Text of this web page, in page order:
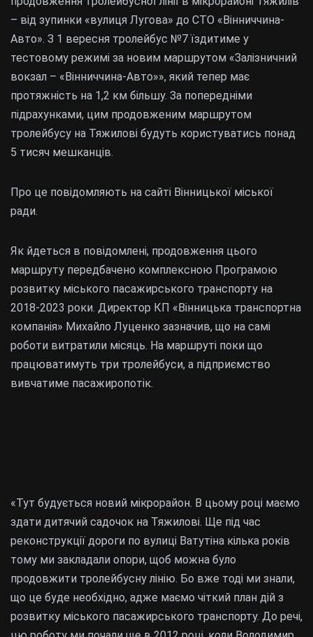
– від зупинки «вулиця Лугова» до СТО «Вінниччина-
Авто». З 1 вересня тролейбус №7 їздитиме у
тестовому режимі за новим маршрутом «Залізничний
вокзал – «Вінниччина-Авто»», який тепер має
протяжність на 1,2 км більшу. За попередніми
підрахунками, цим продовженим маршрутом
тролейбусу на Тяжилові будуть користуватись понад
5 тисяч мешканців.
Про це повідомляють на сайті Вінницької міської
ради.
Як йдеться в повідомлені, продовження цього
маршруту передбачено комплексною Програмою
розвитку міського пасажирського транспорту на
2018-2023 роки. Директор КП «Вінницька транспортна
компанія» Михайло Луценко зазначив, що на самі
роботи витратили місяць. На маршруті поки що
працюватимуть три тролейбуси, а підприємство
вивчатиме пасажиропотік.
«Тут будується новий мікрорайон. В цьому році маємо
здати дитячий садочок на Тяжилові. Ще під час
реконструкції дороги по вулиці Ватутіна кілька років
тому ми закладали опори, щоб можна було
продовжити тролейбусну лінію. Бо вже тоді ми знали,
що це буде необхідно, адже маємо чіткий план дій з
розвитку міського пасажирського транспорту. До речі,